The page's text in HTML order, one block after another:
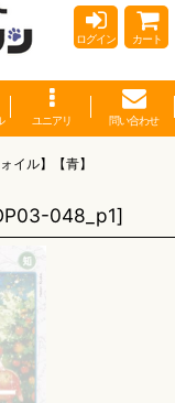
ログイン カート
ユニアリ 問い合わせ
イル】【青】
048_p1]